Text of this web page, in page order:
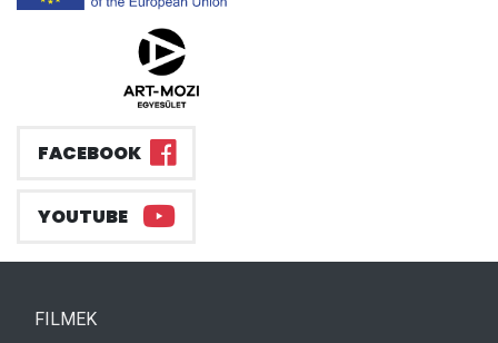
FACEBOOK
YOUTUBE
FILMEK(CURRENT)